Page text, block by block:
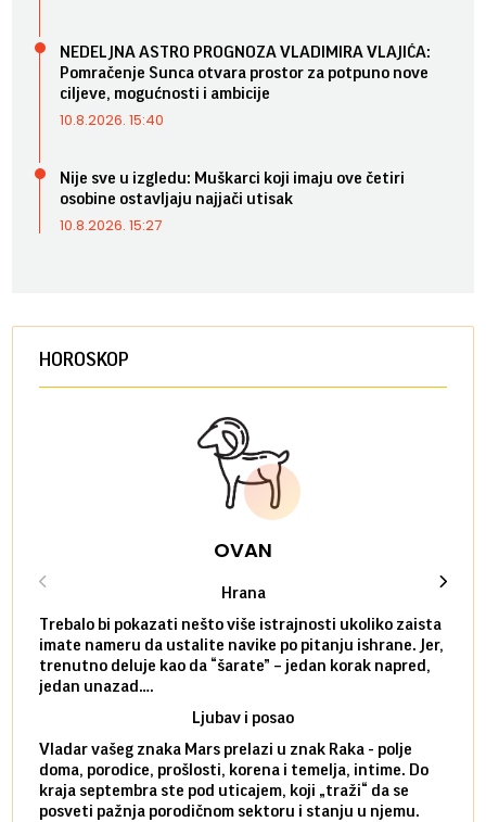
NEDELJNA ASTRO PROGNOZA VLADIMIRA VLAJIĆA:
Pomračenje Sunca otvara prostor za potpuno nove
ciljeve, mogućnosti i ambicije
10.8.2026. 15:40
Nije sve u izgledu: Muškarci koji imaju ove četiri
osobine ostavljaju najjači utisak
10.8.2026. 15:27
HOROSKOP
OVAN
Hrana
Trebalo bi pokazati nešto više istrajnosti ukoliko zaista
imate nameru da ustalite navike po pitanju ishrane. Jer,
trenutno deluje kao da “šarate” – jedan korak napred,
jedan unazad….
Ljubav i posao
Vladar vašeg znaka Mars prelazi u znak Raka - polje
doma, porodice, prošlosti, korena i temelja, intime. Do
kraja septembra ste pod uticajem, koji „traži“ da se
posveti pažnja porodičnom sektoru i stanju u njemu.